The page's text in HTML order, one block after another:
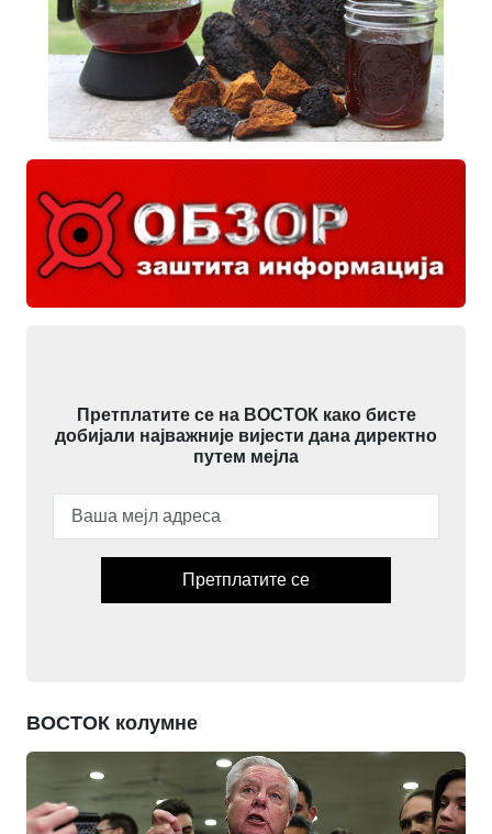
Претплатите се на ВОСТОК како бисте
добијали најважније вијести дана директно
путем мејла
Претплатите се
ВОСТОК колумне